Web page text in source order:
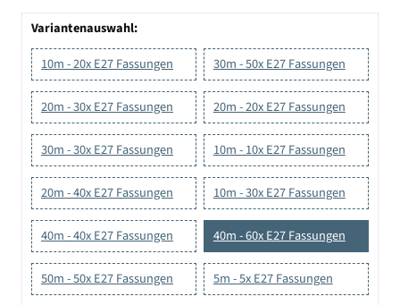
Variantenauswahl:
10m - 20x E27 Fassungen
30m - 50x E27 Fassungen
20m - 30x E27 Fassungen 20m - 20x E27 Fassungen
30m - 30x E27 Fassungen 10m - 10x E27 Fassungen
20m - 40x E27 Fassungen 10m - 30x E27 Fassungen
40m - 40x E27 Fassungen 40m - 60x E27 Fassungen
50m - 50x E27 Fassungen 5m - 5x E27 Fassungen